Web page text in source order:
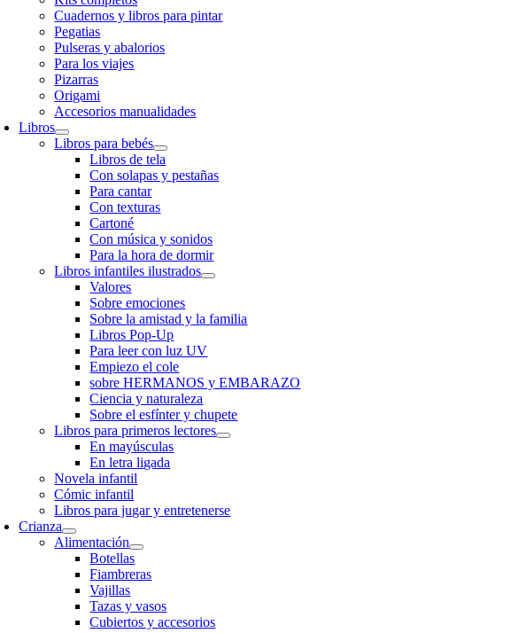
Cuadernos y libros para pintar
Pegatias
Pulseras y abalorios
Para los viajes
Pizarras
Origami
Accesorios manualidades
Libros
Libros para bebés
Libros de tela
Con solapas y pestañas
Para cantar
Con texturas
Cartoné
Con música y sonidos
Para la hora de dormir
Libros infantiles ilustrados
Valores
Sobre emociones
Sobre la amistad y la familia
Libros Pop-Up
Para leer con luz UV
Empiezo el cole
sobre HERMANOS y EMBARAZO
Ciencia y naturaleza
Sobre el esfínter y chupete
Libros para primeros lectores
En mayúsculas
En letra ligada
Novela infantil
Cómic infantil
Libros para jugar y entretenerse
Crianza
Alimentación
Botellas
Fiambreras
Vajillas
Tazas y vasos
Cubiertos y accesorios